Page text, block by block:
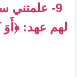
9- علمتني
لهم عهد: ﴿أَوَ